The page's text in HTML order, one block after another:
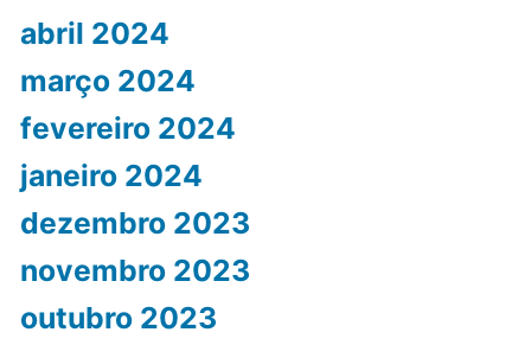
abril 2024
março 2024
fevereiro 2024
janeiro 2024
dezembro 2023
novembro 2023
outubro 2023